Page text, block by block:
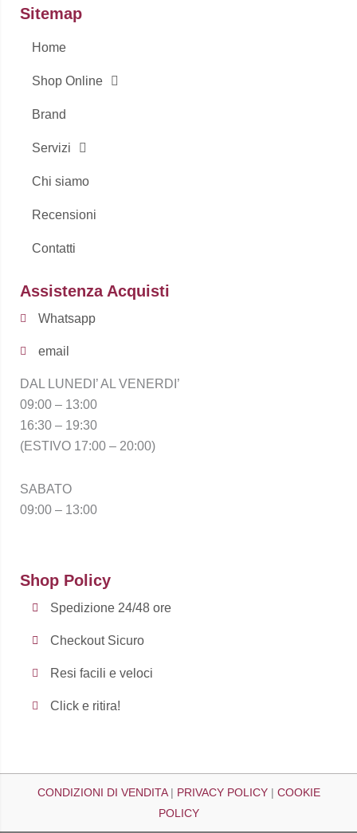
o
-
f
Sitemap
Home
Shop Online
Brand
Servizi
Chi siamo
Recensioni
Contatti
Assistenza Acquisti
Whatsapp
email
DAL LUNEDI’ AL VENERDI’
09:00 – 13:00
16:30 – 19:30
(ESTIVO 17:00 – 20:00)
SABATO
09:00 – 13:00
Shop Policy
Spedizione 24/48 ore
Checkout Sicuro
Resi facili e veloci
Click e ritira!
CONDIZIONI DI VENDITA| PRIVACY POLICY| COOKIE
POLICY